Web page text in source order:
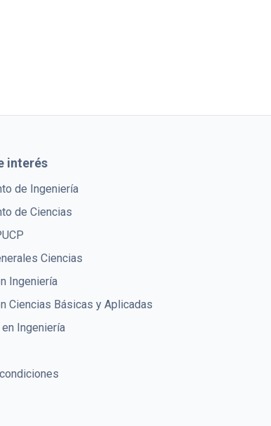
interés
de Ingeniería
de Ciencias
Ciencias
Ingeniería
Ciencias Básicas y Aplicadas
Ingeniería